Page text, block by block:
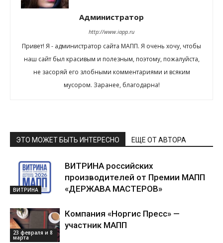
Администратор
http://www.iapp.ru
Привет! Я - администратор сайта МАПП. Я очень хочу, чтобы
наш сайт был красивым и полезным, поэтому, пожалуйста,
не засоряй его злобными комментариями и всяким
мусором. Заранее, благодарна!
ЭТО МОЖЕТ БЫТЬ ИНТЕРЕСНО ЕЩЕ ОТ АВТОРА
ВИТРИНА
ВИТРИНА российских
производителей от Премии МАПП
«ДЕРЖАВА МАСТЕРОВ»
23 февраля и 8
марта
Компания «Норгис Пресс» —
участник МАПП